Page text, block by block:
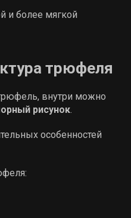
и более мягкой
трюфеля
внутри можно
рисунок.
особенностей